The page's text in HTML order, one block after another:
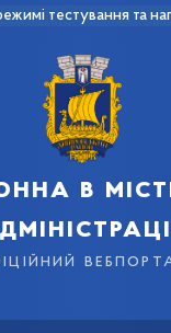
тестування та
в